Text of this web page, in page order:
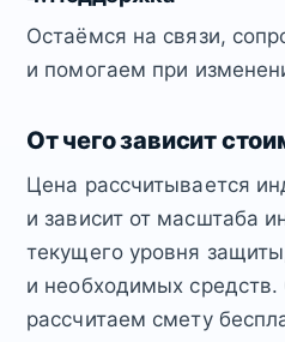
Остаёмся на связи,
и помогаем при
От чего зависит
Цена рассчитывается
и зависит от масштаба
текущего уровня
и необходимых
рассчитаем смету